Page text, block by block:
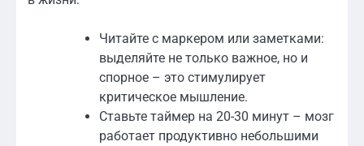
Читайте с маркером или заметками:
выделяйте не только важное, но и
спорное – это стимулирует
критическое мышление.
Ставьте таймер на 20-30 минут – мозг
работает продуктивно небольшими